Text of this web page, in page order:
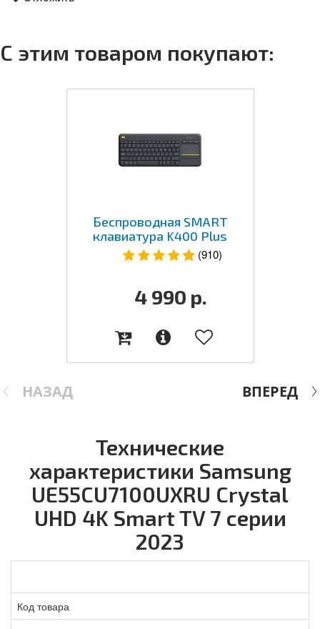
С этим товаром покупают:
НАЗАД
Беспроводная SMART
клавиатура K400 Plus
(910)
4 990 р.
ВПЕРЕД
Технические
характеристики Samsung
UE55CU7100UXRU Crystal
UHD 4K Smart TV 7 серии
2023
Код товара